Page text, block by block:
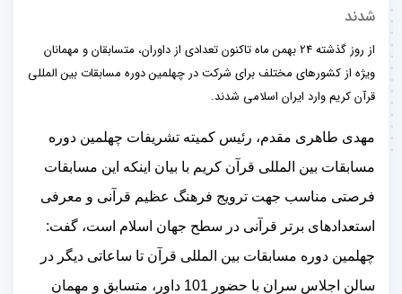
شدند
از روز گذشته 24 بهمن ماه تاکنون تعدادی از داوران، متسابقان و مهمانان
ویژه از کشورهای مختلف برای شرکت در چهلمین دوره مسابقات بین المللی
قرآن کریم وارد ایران اسلامی شدند.
مهدی طاهری مقدم، رئیس کمیته تشریفات چهلمین دوره
مسابقات بین المللی قرآن کریم با بیان اینکه این مسابقات
فرصتی مناسب جهت ترویج فرهنگ عظیم قرآنی و معرفی
استعدادهای برتر قرآنی در سطح جهان اسلام است، گفت:
چهلمین دوره مسابقات بین المللی قرآن تا ساعاتی دیگر در
سالن اجلاس سران با حضور 101 داور، متسابق و مهمان